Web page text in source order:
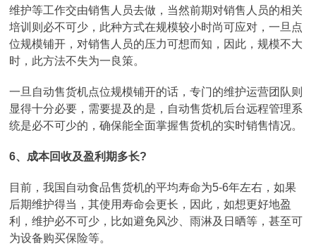
维护等工作交由销售人员去做，当然前期对销售人员的相关
培训则必不可少，此种方式在规模较小时尚可应对，一旦点
位规模铺开，对销售人员的压力可想而知，因此，规模不大
时，此方法不失为一良策。
一旦自动售货机点位规模铺开的话，专门的维护运营团队则
显得十分必要，需要提及的是，自动售货机后台远程管理系
统是必不可少的，确保能全面掌握售货机的实时销售情况。
6、成本回收及盈利期多长?
目前，我国自动食品售货机的平均寿命为5-6年左右，如果
后期维护得当，其使用寿命会更长，因此，如想更好地盈
利，维护必不可少，比如避免风沙、雨淋及日晒等，甚至可
为设备购买保险等。